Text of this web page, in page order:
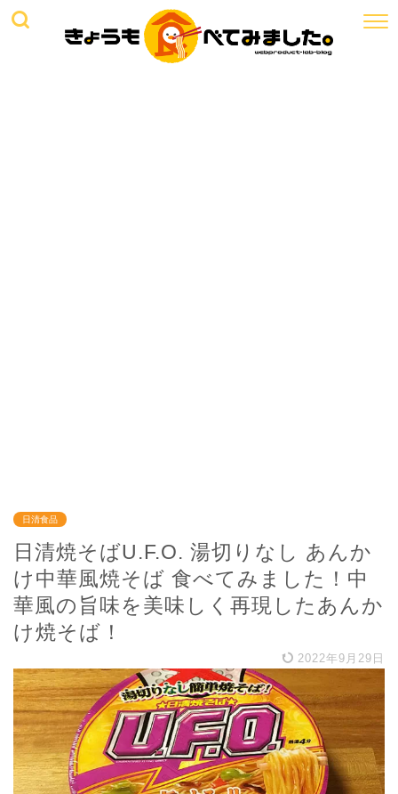
日清食品
日清焼そばU.F.O. 湯切りなし あんか
け中華風焼そば 食べてみました！中
華風の旨味を美味しく再現したあんか
け焼そば！
2022年9月29日